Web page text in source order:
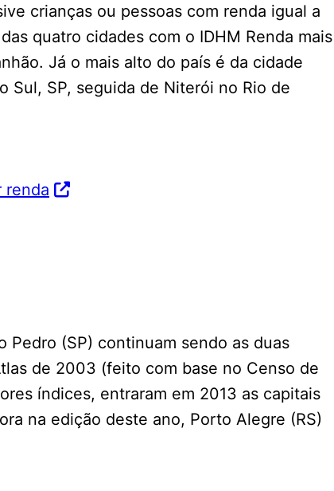
crianças ou pessoas com renda igual a
quatro cidades com o IDHM Renda mais
Já o mais alto do país é da cidade
Sul, SP, seguida de Niterói no Rio de
renda
Pedro (SP) continuam sendo as duas
de 2003 (feito com base no Censo de
índices, entraram em 2013 as capitais
na edição deste ano, Porto Alegre (RS)